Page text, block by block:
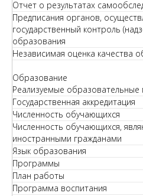
Отчет о результатах
Предписания органов,
государственный контроль
образования
Независимая оценка качества
Образование
Реализуемые
Государственная аккредитация
Численность обучающихся
Численность обучающихся,
иностранными гражданами
Язык образования
Программы
План работы
Программа воспитания